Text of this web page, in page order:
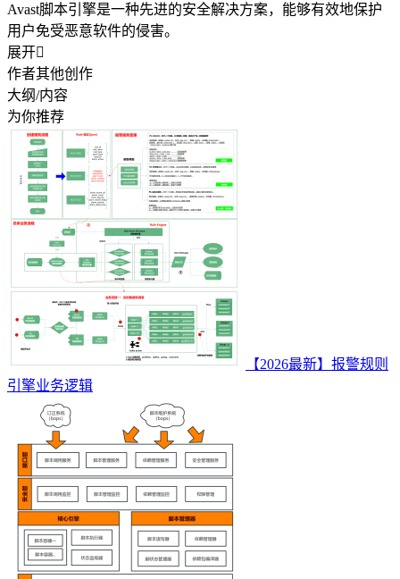
Avast脚本引擎是一种先进的安全解决方案，能够有效地保护
用户免受恶意软件的侵害。
展开
作者其他创作
大纲/内容
为你推荐
【2026最新】报警规则
引擎业务逻辑